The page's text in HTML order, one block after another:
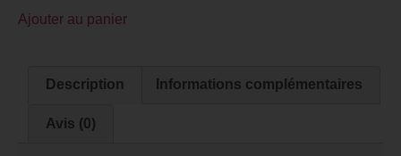
Ajouter au panier
Description Informations complémentaires
Avis (0)